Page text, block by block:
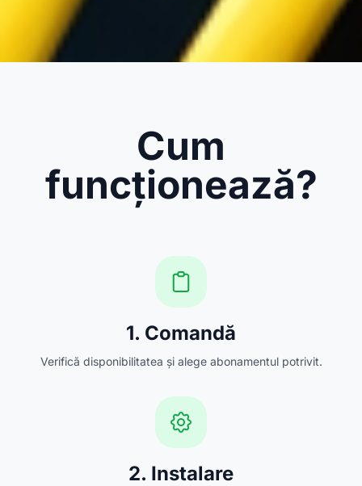
Cum
funcționează?
1. Comandă
Verifică disponibilitatea și alege abonamentul potrivit.
2. Instalare